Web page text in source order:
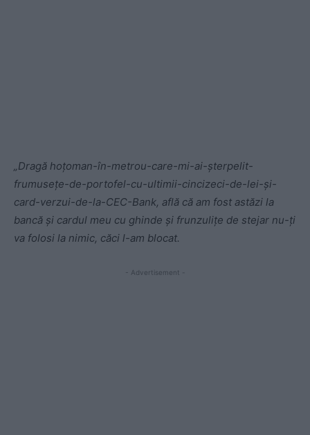
„Dragă hoțoman-în-metrou-care-mi-ai-șterpelit-
frumusețe-de-portofel-cu-ultimii-cincizeci-de-lei-și-
card-verzui-de-la-CEC-Bank, află că am fost astăzi la
bancă și cardul meu cu ghinde și frunzulițe de stejar nu-ți
va folosi la nimic, căci l-am blocat.
- Advertisement -